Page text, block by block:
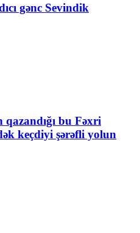
gənc Sevindik
bu Fəxri
keçdiyi şərəfli yolun